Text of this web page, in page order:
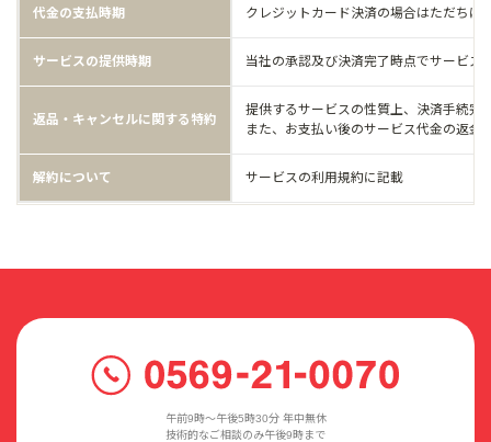
代金の支払時期 クレジットカード決済の場合はただちに
サービスの提供時期 当社の承認及び決済完了時点でサービス
返品・キャンセルに関する特約
提供するサービスの性質上、決済手続完
また、お支払い後のサービス代金の返金
解約について サービスの利用規約に記載
午前9時〜午後5時30分 年中無休
技術的なご相談のみ午後9時まで